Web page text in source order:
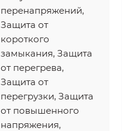
перенапряжений,
Защита от
короткого
замыкания, Защита
от перегрева,
Защита от
перегрузки, Защита
от повышенного
напряжения,